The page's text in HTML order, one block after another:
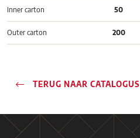
Inner carton 50
Outer carton 200
TERUG NAAR CATALOGUS